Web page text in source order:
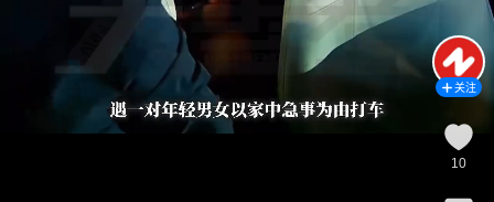
关注
10